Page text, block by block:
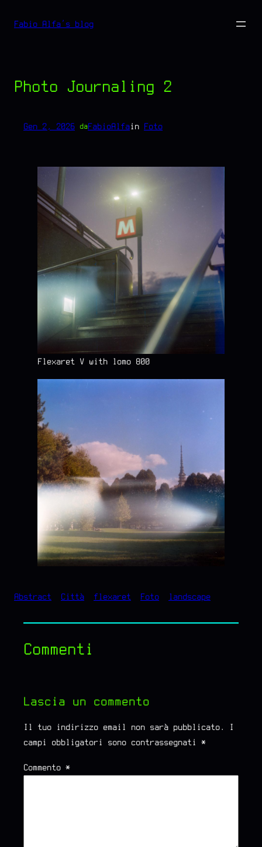
Fabio Alfa's blog
Photo Journaling 2
Gen 2, 2026 daFabioAlfain Foto
Flexaret V with lomo 800
Abstract Città flexaret Foto landscape
Commenti
Lascia un commento
Il tuo indirizzo email non sarà pubblicato.
I
campi obbligatori sono contrassegnati *
Commento *